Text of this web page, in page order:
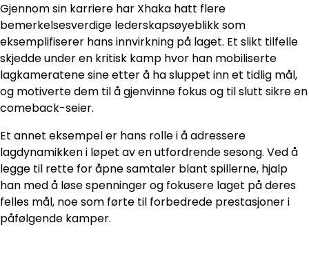
Gjennom sin karriere har Xhaka hatt flere
bemerkelsesverdige lederskapsøyeblikk som
eksemplifiserer hans innvirkning på laget. Et slikt tilfelle
skjedde under en kritisk kamp hvor han mobiliserte
lagkameratene sine etter å ha sluppet inn et tidlig mål,
og motiverte dem til å gjenvinne fokus og til slutt sikre en
comeback-seier.
Et annet eksempel er hans rolle i å adressere
lagdynamikken i løpet av en utfordrende sesong. Ved å
legge til rette for åpne samtaler blant spillerne, hjalp
han med å løse spenninger og fokusere laget på deres
felles mål, noe som førte til forbedrede prestasjoner i
påfølgende kamper.